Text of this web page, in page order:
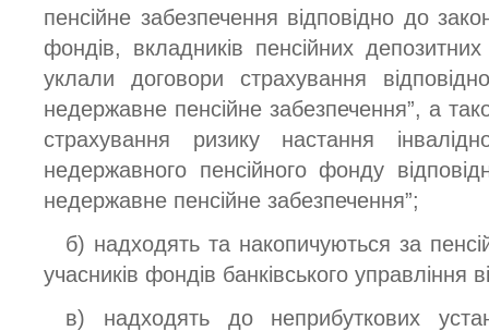
пенсійне забезпечення відповідно до
фондів, вкладників пенсійних
уклали договори страхування
недержавне пенсійне забезпечення”, а
страхування ризику настання
недержавного пенсійного фонду
недержавне пенсійне забезпечення”;
б) надходять та накопичуються за
учасників фондів банківського управління
в) надходять до неприбуткових